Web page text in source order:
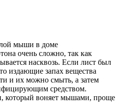
мыши в доме
очень сложно, так как
насквозь. Если лист был
издающие запах вещества
и их можно смыть, а затем
средством.
который воняет мышами, проще